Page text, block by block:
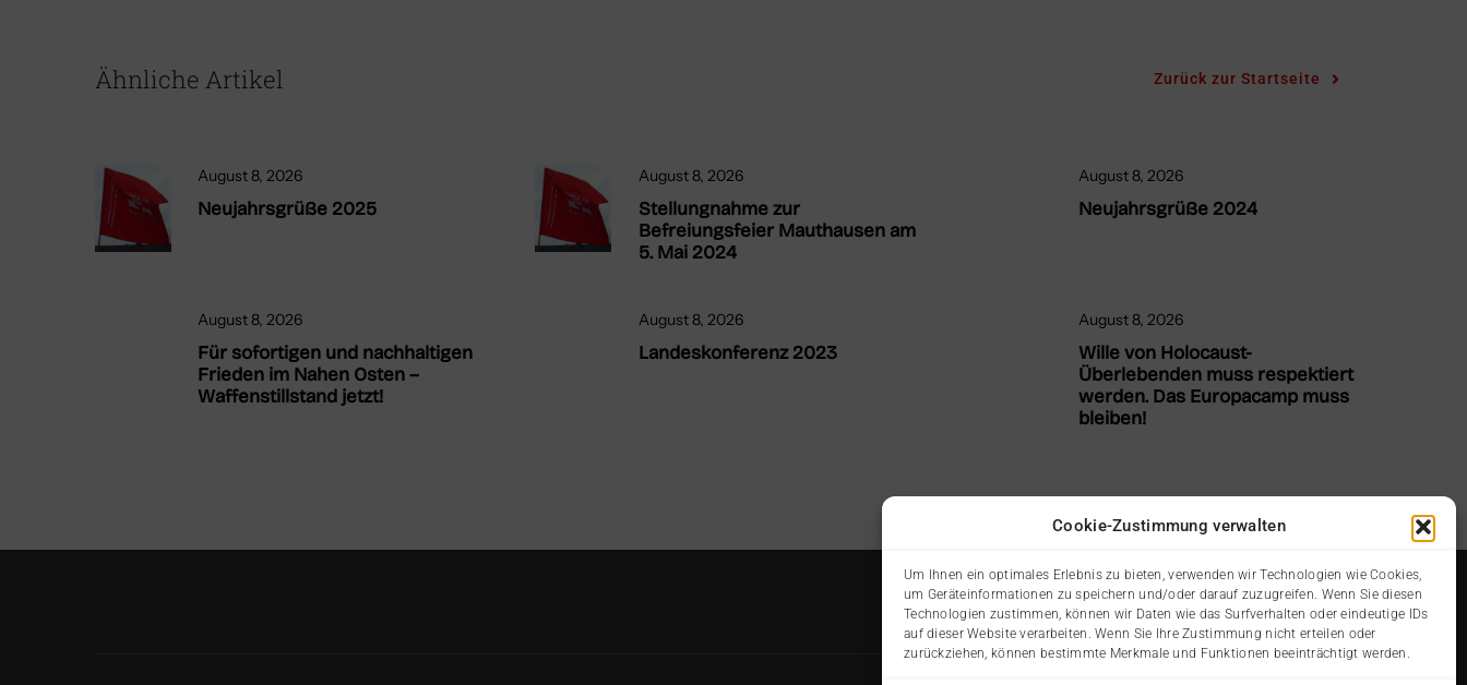
Cookie-Zustimmung verwalten
Um Ihnen ein optimales Erlebnis zu bieten, verwenden wir Technologien wie Cookies,
um Geräteinformationen zu speichern und/oder darauf zuzugreifen. Wenn Sie diesen
Technologien zustimmen, können wir Daten wie das Surfverhalten oder eindeutige IDs
auf dieser Website verarbeiten. Wenn Sie Ihre Zustimmung nicht erteilen oder
zurückziehen, können bestimmte Merkmale und Funktionen beeinträchtigt werden.
Ähnliche Artikel Zurück zur Startseite
August 8, 2026
Neujahrsgrüße 2025
August 8, 2026
Stellungnahme zur
Befreiungsfeier Mauthausen am
5. Mai 2024
August 8, 2026
Neujahrsgrüße 2024
August 8, 2026
Für sofortigen und nachhaltigen
Frieden im Nahen Osten –
Waffenstillstand jetzt!
August 8, 2026
Landeskonferenz 2023
August 8, 2026
Wille von Holocaust-
Überlebenden muss respektiert
werden. Das Europacamp muss
bleiben!